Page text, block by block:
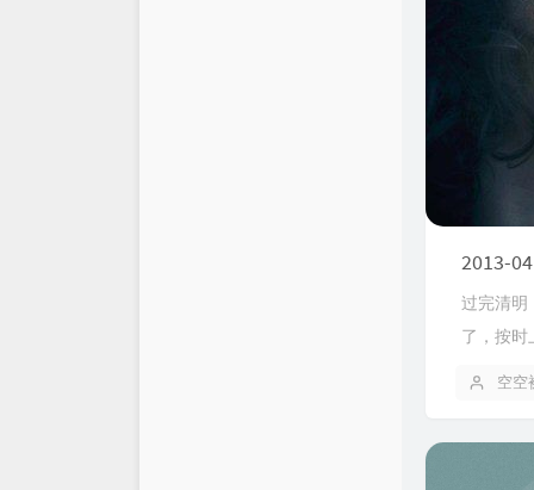
2013-04
过完清明
了，按时
空空